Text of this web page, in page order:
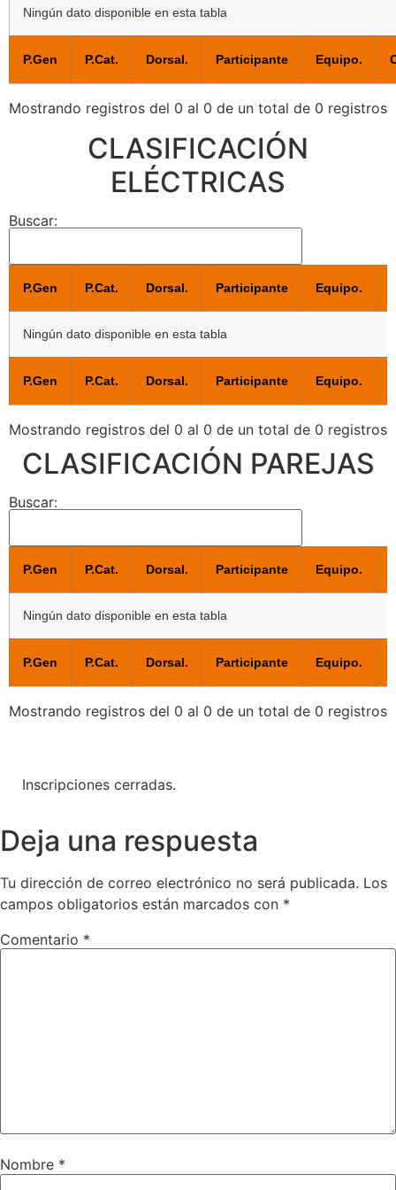
Ningún dato disponible en esta tabla
P.Gen P.Cat. Dorsal. Participante Equipo.
Mostrando registros del 0 al 0 de un total de 0 registros
CLASIFICACIÓN
ELÉCTRICAS
Buscar:
P.Gen P.Cat. Dorsal. Participante Equipo.
Ningún dato disponible en esta tabla
P.Gen P.Cat. Dorsal. Participante Equipo.
Mostrando registros del 0 al 0 de un total de 0 registros
CLASIFICACIÓN PAREJAS
Buscar:
P.Gen P.Cat. Dorsal. Participante Equipo.
Ningún dato disponible en esta tabla
P.Gen P.Cat. Dorsal. Participante Equipo.
Mostrando registros del 0 al 0 de un total de 0 registros
Inscripciones cerradas.
Deja una respuesta
Tu dirección de correo electrónico no será publicada. Los
campos obligatorios están marcados con *
Comentario *
Nombre *